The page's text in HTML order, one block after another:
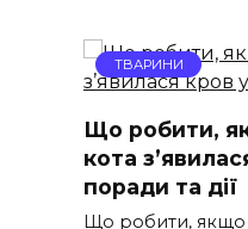
ТВАРИНИ
Що робити,
кота
поради та дії
Що робити, якщо